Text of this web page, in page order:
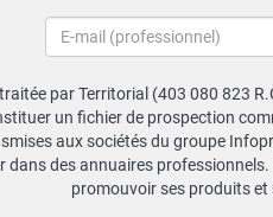
par Territorial (403 080 823
un fichier de prospection
aux sociétés du groupe
dans des annuaires
promouvoir ses produits et